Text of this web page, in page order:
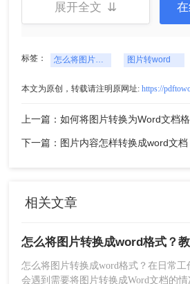
5、转换完成，点击立即下载就可以了
Word自带了将图片转换为文字的功能。
只需要打开Word文档，插入需要转换
片并选择“图片转文字”，Word就会将
展开全文 ⇊
标签： 怎么将图片转换成word格式 图片转word
本文为原创，转载请注明原网址: https://
上一篇：如何将图片转换为Word文档
相关文章
怎么将图片转换成word格式？教
怎么将图片转换成word格式？在日常
会遇到需要将图片转换成Word文档的情